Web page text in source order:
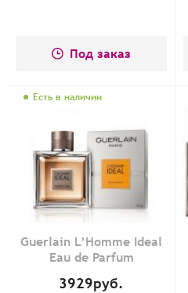
Под заказ
Есть в наличии
Guerlain L’Homme Ideal
Eau de Parfum
3929руб.